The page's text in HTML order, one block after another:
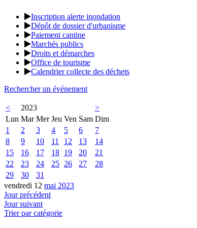
Inscription alerte inondation
Dépôt de dossier d'urbanisme
Paiement cantine
Marchés publics
Droits et démarches
Office de tourisme
Calendrier collecte des déchets
Rechercher un événement
< 2023
>
Lun Mar Mer Jeu Ven Sam Dim
1
2 3 4 5 6
7
8
9 10 11 12 13
14
15
16 17 18 19 20
21
22
23 24 25 26 27
28
29
30
31
vendredi 12 mai 2023
Jour précédent
Jour suivant
Trier par catégorie